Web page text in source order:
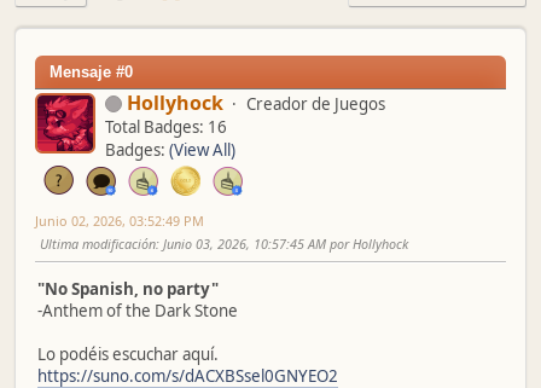
Mensaje #0
Hollyhock
Creador de Juegos
Total Badges: 16
Badges: (View All)
Junio 02, 2026, 03:52:49 PM
Ultima modificación: Junio 03, 2026, 10:57:45 AM por Hollyhock
"No Spanish, no party"
-Anthem of the Dark Stone
Lo podéis escuchar aquí.
https://suno.com/s/dACXBSsel0GNYEO2